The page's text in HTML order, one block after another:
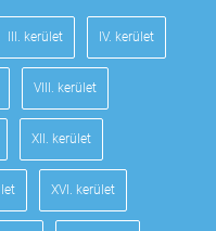
III. kerület IV. kerület
VIII. kerület
XII. kerület
XVI. kerület